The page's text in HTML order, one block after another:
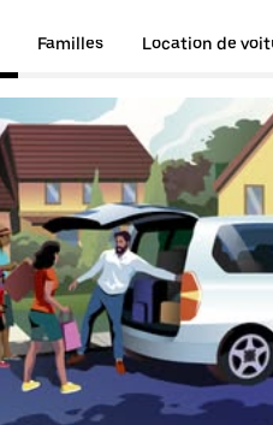
Familles Location de